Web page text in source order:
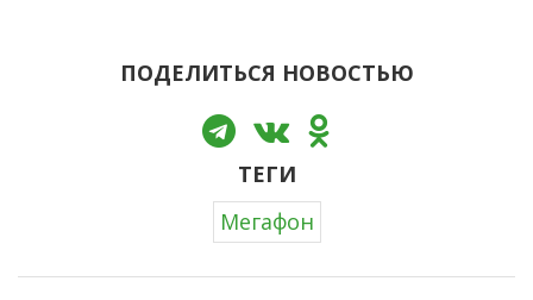
ПОДЕЛИТЬСЯ НОВОСТЬЮ
ТЕГИ
Мегафон